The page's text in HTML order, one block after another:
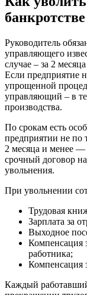
Руководитель
управляющего
случае – за 2
Если предприятие
упрощенной
управляющий – в
производства.
По срокам есть
предприятии не по
2 месяца и менее —
срочный договор
увольнения.
При увольнении
Трудовая
Зарплата за
Выходное
Компенсация
работника;
Компенсация
Каждый